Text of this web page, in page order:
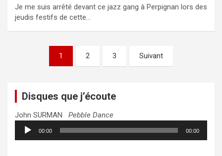
Je me suis arrêté devant ce jazz gang à Perpignan lors des
jeudis festifs de cette…
Pagination
1 2 3 Suivant
Disques que j’écoute
John SURMAN Pebble Dance
Lecteur
audio
00:00 00:00